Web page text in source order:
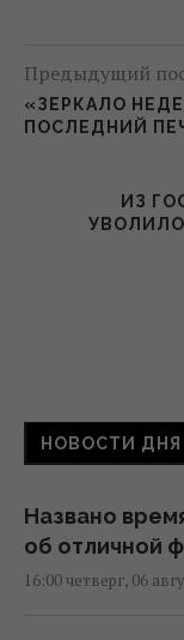
Предыдущий
«ЗЕРКАЛО
ПОСЛЕДНИЙ
ИЗ
НОВОСТИ ДНЯ
Названо
об отличной
16:00 четверг, 06